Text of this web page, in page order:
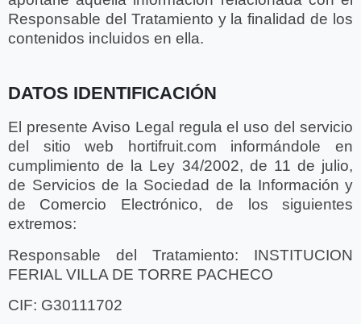
Responsable del Tratamiento y la finalidad de los
contenidos incluidos en ella.
DATOS IDENTIFICACIÓN
El presente Aviso Legal regula el uso del servicio
del sitio web hortifruit.com informándole en
cumplimiento de la Ley 34/2002, de 11 de julio,
de Servicios de la Sociedad de la Información y
de Comercio Electrónico, de los siguientes
extremos:
Responsable del Tratamiento: INSTITUCION
FERIAL VILLA DE TORRE PACHECO
CIF: G30111702